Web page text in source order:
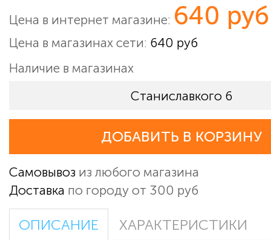
Цена в интернет магазине: 640 руб
Цена в магазинах сети: 640 руб
Наличие в магазинах
Станиславкого 6
ДОБАВИТЬ В КОРЗИНУ
Самовывоз из любого магазина
Доставка по городу от 300 руб
ОПИСАНИЕ ХАРАКТЕРИСТИКИ